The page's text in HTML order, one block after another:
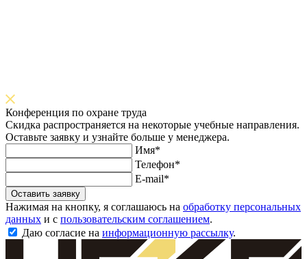
Конференция по охране труда
Скидка распространяется на некоторые учебные направления.
Оставьте заявку и узнайте больше у менеджера.
Имя*
Телефон*
E-mail*
Оставить заявку
Нажимая на кнопку, я соглашаюсь на обработку персональных
данных и с пользовательским соглашением.
Даю согласие на информационную рассылку.